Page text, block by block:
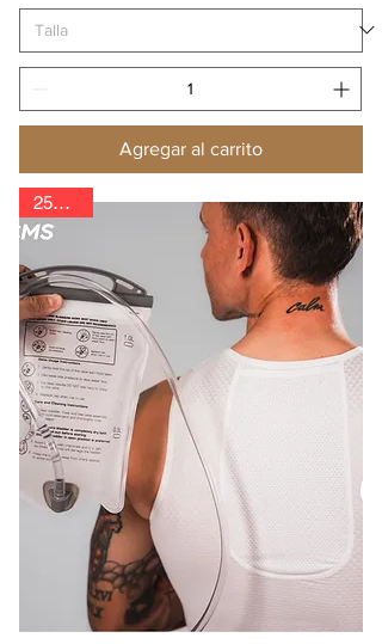
Agregar al carrito
25% Off